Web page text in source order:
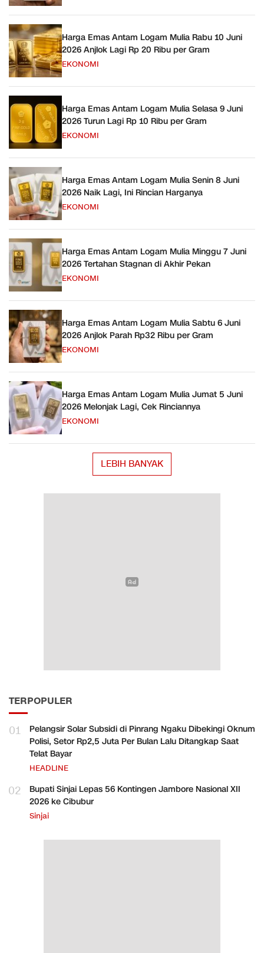
Harga Emas Antam Logam Mulia Rabu 10 Juni
2026 Anjlok Lagi Rp 20 Ribu per Gram
EKONOMI
Harga Emas Antam Logam Mulia Selasa 9 Juni
2026 Turun Lagi Rp 10 Ribu per Gram
EKONOMI
Harga Emas Antam Logam Mulia Senin 8 Juni
2026 Naik Lagi, Ini Rincian Harganya
EKONOMI
Harga Emas Antam Logam Mulia Minggu 7 Juni
2026 Tertahan Stagnan di Akhir Pekan
EKONOMI
Harga Emas Antam Logam Mulia Sabtu 6 Juni
2026 Anjlok Parah Rp32 Ribu per Gram
EKONOMI
Harga Emas Antam Logam Mulia Jumat 5 Juni
2026 Melonjak Lagi, Cek Rinciannya
EKONOMI
LEBIH BANYAK
TERPOPULER
01
Pelangsir Solar Subsidi di Pinrang Ngaku Dibekingi Oknum
Polisi, Setor Rp2,5 Juta Per Bulan Lalu Ditangkap Saat
Telat Bayar
HEADLINE
02
Bupati Sinjai Lepas 56 Kontingen Jambore Nasional XII
2026 ke Cibubur
Sinjai